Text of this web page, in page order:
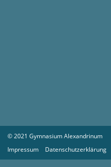
© 2021 Gymnasium Alexandrinum
Impressum
Datenschutzerklärung